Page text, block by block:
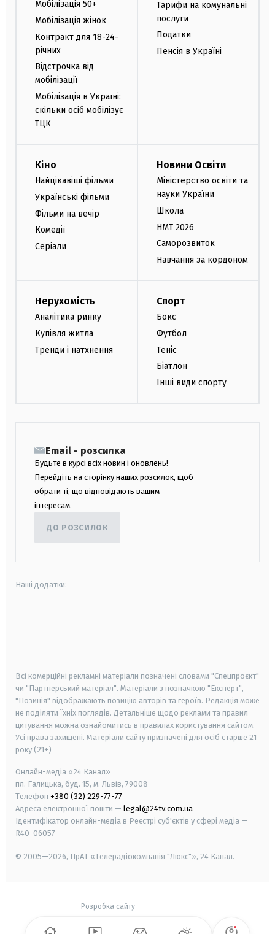
Мобілізація 50+
Мобілізація жінок
Контракт для 18-24-
річних
Відстрочка від
мобілізації
Мобілізація в Україні:
скільки осіб мобілізує
ТЦК
Тарифи на комунальні
послуги
Податки
Пенсія в Україні
Кіно
Найцікавіші фільми
Українські фільми
Фільми на вечір
Комедії
Серіали
Новини Освіти
Міністерство освіти та
науки України
Школа
НМТ 2026
Саморозвиток
Навчання за кордоном
Нерухомість
Аналітика ринку
Купівля житла
Тренди і натхнення
Спорт
Бокс
Футбол
Теніс
Біатлон
Інші види спорту
Email - розсилка
Будьте в курсі всіх новин і оновлень!
Перейдіть на сторінку наших розсилок, щоб
обрати ті, що відповідають вашим
інтересам.
ДО РОЗСИЛОК
Наші додатки:
Всі комерційні рекламні матеріали позначені словами "Спецпроєкт"
чи "Партнерський матеріал". Матеріали з позначкою "Експерт",
"Позиція" відображають позицію авторів та героїв. Редакція може
не поділяти їхніх поглядів. Детальніше щодо реклами та правил
цитування можна ознайомитись в правилах користування сайтом.
Усі права захищені. Матеріали сайту призначені для осіб старше 21
року (21+)
Онлайн-медіа «24 Канал»
пл. Галицька, буд. 15, м. Львів, 79008
Телефон +380 (32) 229-77-77
Адреса електронної пошти — legal@24tv.com.ua
Ідентифікатор онлайн-медіа в Реєстрі суб'єктів у сфері медіа —
R40-06057
© 2005—2026, ПрАТ «Телерадіокомпанія "Люкс"», 24 Канал.
Розробка сайту-